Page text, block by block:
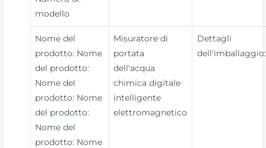
modello
Nome del
prodotto: Nome
del prodotto:
Nome del
prodotto: Nome
del prodotto:
Nome del
prodotto: Nome
Misuratore di
portata
dell'acqua
chimica digitale
intelligente
elettromagnetico
Dettagli
dell'imballaggio: